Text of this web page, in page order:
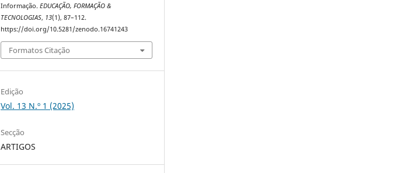
Informação.EDUCAÇÃO, FORMAÇÃO &
TECNOLOGIAS, 13(1), 87–112.
https://doi.org/10.5281/zenodo.16741243
Formatos Citação
Edição
Vol. 13 N.º 1 (2025)
Secção
ARTIGOS